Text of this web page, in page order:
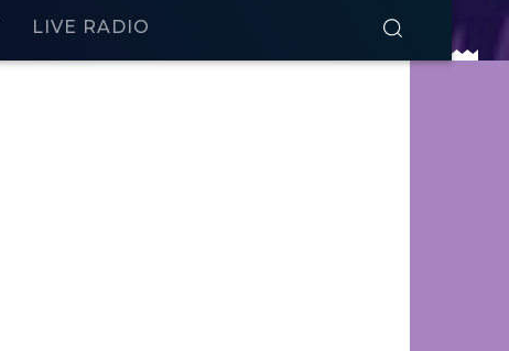
LIVE RADIO